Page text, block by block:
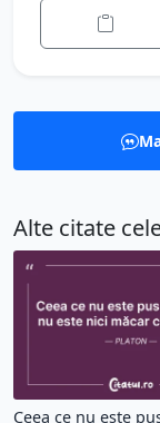
Alte citate
Ceea ce nu este